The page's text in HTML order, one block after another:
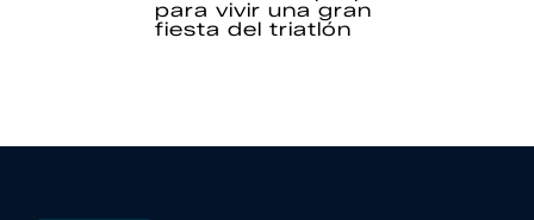
para vivir una gran
fiesta del triatlón